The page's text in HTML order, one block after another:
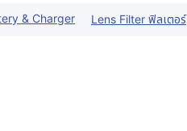
& Charger Lens Filter ฟิลเตอร์